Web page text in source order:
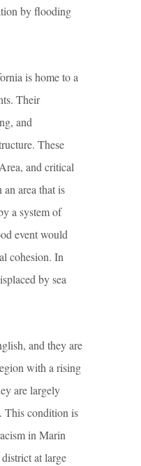
by flooding
is home to a
Their
and
These
and critical
area that is
a system of
event would
cohesion. In
by sea
and they are
with a rising
are largely
This condition is
in Marin
at large